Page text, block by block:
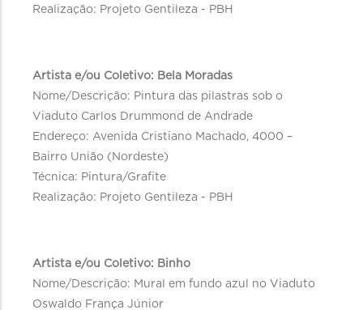
Realização: Projeto Gentileza - PBH
Artista e/ou Coletivo: Bela Moradas
Nome/Descrição: Pintura das pilastras sob o
Viaduto Carlos Drummond de Andrade
Endereço: Avenida Cristiano Machado, 4000 –
Bairro União (Nordeste)
Técnica: Pintura/Grafite
Realização: Projeto Gentileza - PBH
Artista e/ou Coletivo: Binho
Nome/Descrição: Mural em fundo azul no Viaduto
Oswaldo França Júnior